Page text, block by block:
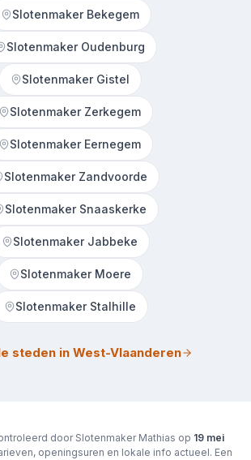
Slotenmaker Bekegem
Slotenmaker Oudenburg
Slotenmaker Gistel
Slotenmaker Zerkegem
Slotenmaker Eernegem
Slotenmaker Zandvoorde
Slotenmaker Snaaskerke
Slotenmaker Jabbeke
Slotenmaker Moere
Slotenmaker Stalhille
steden in West-Vlaanderen
door Slotenmaker Mathias op 19 mei
openingsuren en lokale info actueel. Een